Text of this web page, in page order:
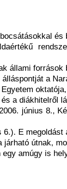
és
állami források
a
a diákhitelről
június 8.,
E megoldást
útnak,
amúgy is